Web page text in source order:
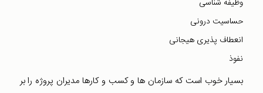
وظیفه شناسی
حساسیت درونی
انعطاف پذیری هیجانی
نفوذ
بسیار خوب است که سازمان ها و کسب و کارها مدیران پروژه را بر